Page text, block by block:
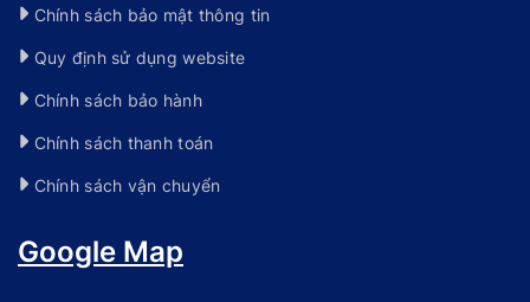
Chính sách bảo mật thông tin
Quy định sử dụng website
Chính sách bảo hành
Chính sách thanh toán
Chính sách vận chuyển
Google Map